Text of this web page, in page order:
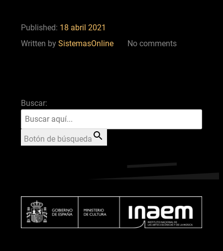
Published: 18 abril 2021
Written by SistemasOnline No comments
Buscar:
Botón de búsqueda